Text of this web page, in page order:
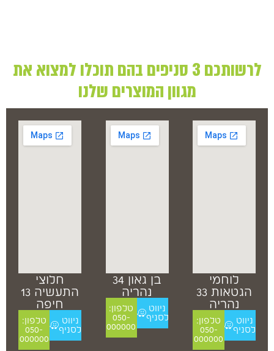
לרשותכם 3 סניפים בהם תוכלו למצוא את
מגוון המוצרים שלנו
לוחמי
הגטאות 33
נהריה
ניווט
לסניף
טלפון:
050-
000000
בן גאון 34
נהריה
ניווט
לסניף
טלפון:
050-
000000
חלוצי
התעשיה 13
חיפה
ניווט
לסניף
טלפון:
050-
000000